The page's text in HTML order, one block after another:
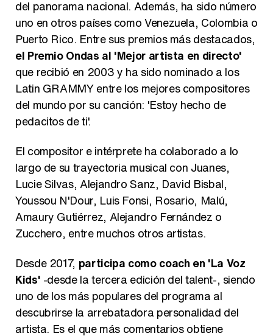
del panorama nacional. Además, ha sido número
uno en otros países como Venezuela, Colombia o
Puerto Rico. Entre sus premios más destacados,
el Premio Ondas al 'Mejor artista en directo'
que recibió en 2003 y ha sido nominado a los
Latin GRAMMY entre los mejores compositores
del mundo por su canción: 'Estoy hecho de
pedacitos de ti'.
El compositor e intérprete ha colaborado a lo
largo de su trayectoria musical con Juanes,
Lucie Silvas, Alejandro Sanz, David Bisbal,
Youssou N'Dour, Luis Fonsi, Rosario, Malú,
Amaury Gutiérrez, Alejandro Fernández o
Zucchero, entre muchos otros artistas.
Desde 2017, participa como coach en 'La Voz
Kids' -desde la tercera edición del talent-, siendo
uno de los más populares del programa al
descubrirse la arrebatadora personalidad del
artista. Es el que más comentarios obtiene